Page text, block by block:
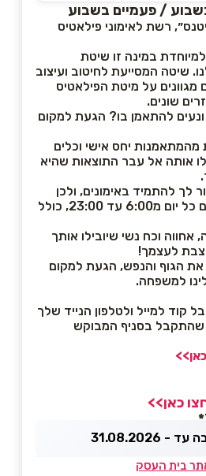
/ פעמיים בשבוע
רשת לאימוני פילאטיס
במינה זו שיטת
שיטה המסייעת לחיטוב ועיצוב
מגוונים על מיטת הפילאטיס
שונים.
להתאמן בו? הגעת למקום
יחס אישי וכלים
אותה אל עבר התוצאות שהיא
לך להתמיד באימונים, ולכן
בכל סניף ישנם אימונים כל יום מ6:00 עד 23:00, כולל
אחווה וכח נשי שיובילו אותך
לעצמך!
הגוף והנפש, הגעת למקום
למשפחה.
שהתקבל בסניף המבוקש
כאן>>
בית העסק